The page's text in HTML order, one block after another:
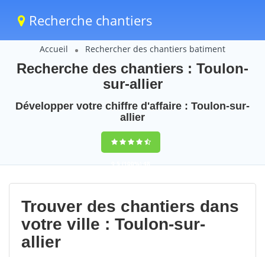
Recherche chantiers
Accueil Rechercher des chantiers batiment
Recherche des chantiers : Toulon-
sur-allier
Développer votre chiffre d'affaire : Toulon-sur-
allier
9,5(100%)48
votes
Trouver des chantiers dans
votre ville : Toulon-sur-
allier